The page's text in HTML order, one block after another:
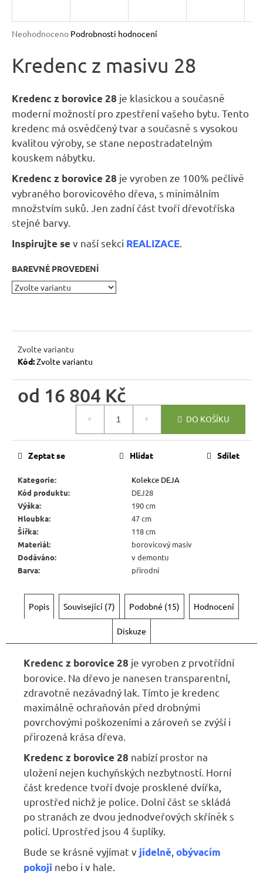
Průměrné
produktu
je
z
hvězdiček.
Neohodnoceno Podrobnosti hodnocení
Kredenc z masivu 28
Kredenc z borovice 28 je klasickou a současně
moderní možností pro zpestření vašeho bytu. Tento
kredenc má osvědčený tvar a současně s vysokou
kvalitou výroby, se stane nepostradatelným
kouskem nábytku.
Kredenc z borovice 28 je vyroben ze 100% pečlivě
vybraného borovicového dřeva, s minimálním
množstvím suků. Jen zadní část tvoří dřevotříska
stejné barvy.
Inspirujte sev naší sekci REALIZACE
BAREVNÉ PROVEDENÍ
Zvolte variantu
Kód:Zvolte variantu
od 16 804 Kč
DO KOŠÍKU
Kategorie:
Kolekce DEJA
Kód produktu:
DEJ28
Výška:
190 cm
Hloubka:
47 cm
Šířka:
118 cm
Materiál:
borovicový masív
Dodáváno:
v demontu
Barva: přírodní
Zeptat se Hlídat Sdílet
Popis Související (7) Podobné (15) Hodnocení
Diskuze
Kredenc z borovice 28 je vyroben z prvotřídní
borovice. Na dřevo je nanesen transparentní,
zdravotně nezávadný lak. Tímto je kredenc
maximálně ochraňován před drobnými
povrchovými poškozeními a zároveň se zvýší i
přirozená krása dřeva.
Kredenc z borovice 28 nabízí prostor na
uložení nejen kuchyňských nezbytností. Horní
část kredence tvoří dvoje prosklené dvířka,
uprostřed nichž je police. Dolní část se skládá
po stranách ze dvou jednodveřových skříněk s
policí. Uprostřed jsou 4 šuplíky.
Bude se krásně vyjímat v jídelně obývacím
pokoji nebo i v hale.
a
?
HLEDAT
D
o
p
r
u
č
m
BUKOVÁ
MET
TAB08
ŠTOKRLE
580
Kč